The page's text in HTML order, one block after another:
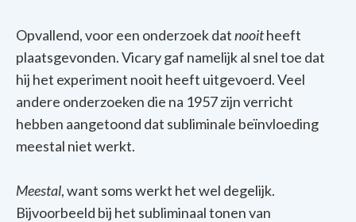
Opvallend, voor een onderzoek datnooitheeft
plaatsgevonden. Vicary gaf namelijk al snel toe dat
hij het experiment nooit heeft uitgevoerd. Veel
andere onderzoeken die na 1957 zijn verricht
hebben aangetoond dat subliminale beïnvloeding
meestal niet werkt.
Meestal, want soms werkt het wel degelijk.
Bijvoorbeeld bij het subliminaal tonen van